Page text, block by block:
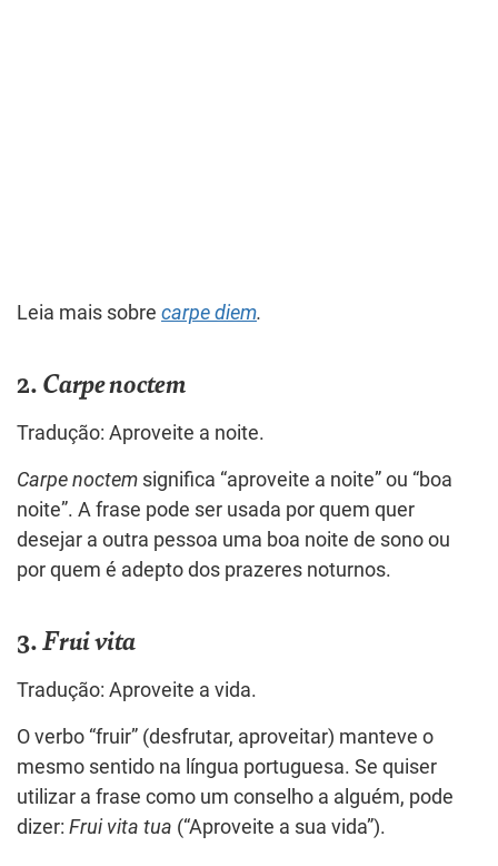
Leia mais sobre carpe diem.
2.Carpe noctem
Tradução: Aproveite a noite.
Carpe noctem significa “aproveite a noite” ou “boa
noite”. A frase pode ser usada por quem quer
desejar a outra pessoa uma boa noite de sono ou
por quem é adepto dos prazeres noturnos.
3.Frui vita
Tradução: Aproveite a vida.
O verbo “fruir” (desfrutar, aproveitar) manteve o
mesmo sentido na língua portuguesa. Se quiser
utilizar a frase como um conselho a alguém, pode
dizer: Frui vita tua (“Aproveite a sua vida”).